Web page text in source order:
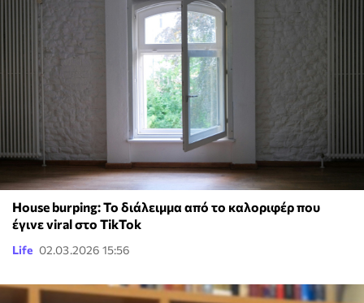
House burping: Το διάλειμμα από το καλοριφέρ που
έγινε viral στο TikTok
Life 02.03.2026 15:56